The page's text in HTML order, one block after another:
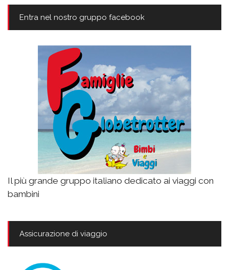
Entra nel nostro gruppo facebook
Il più grande gruppo italiano dedicato ai viaggi con
bambini
Assicurazione di viaggio